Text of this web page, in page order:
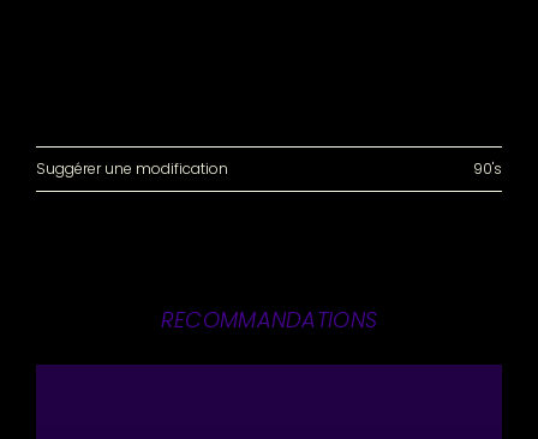
Suggérer une modification 90's
RECOMMANDATIONS